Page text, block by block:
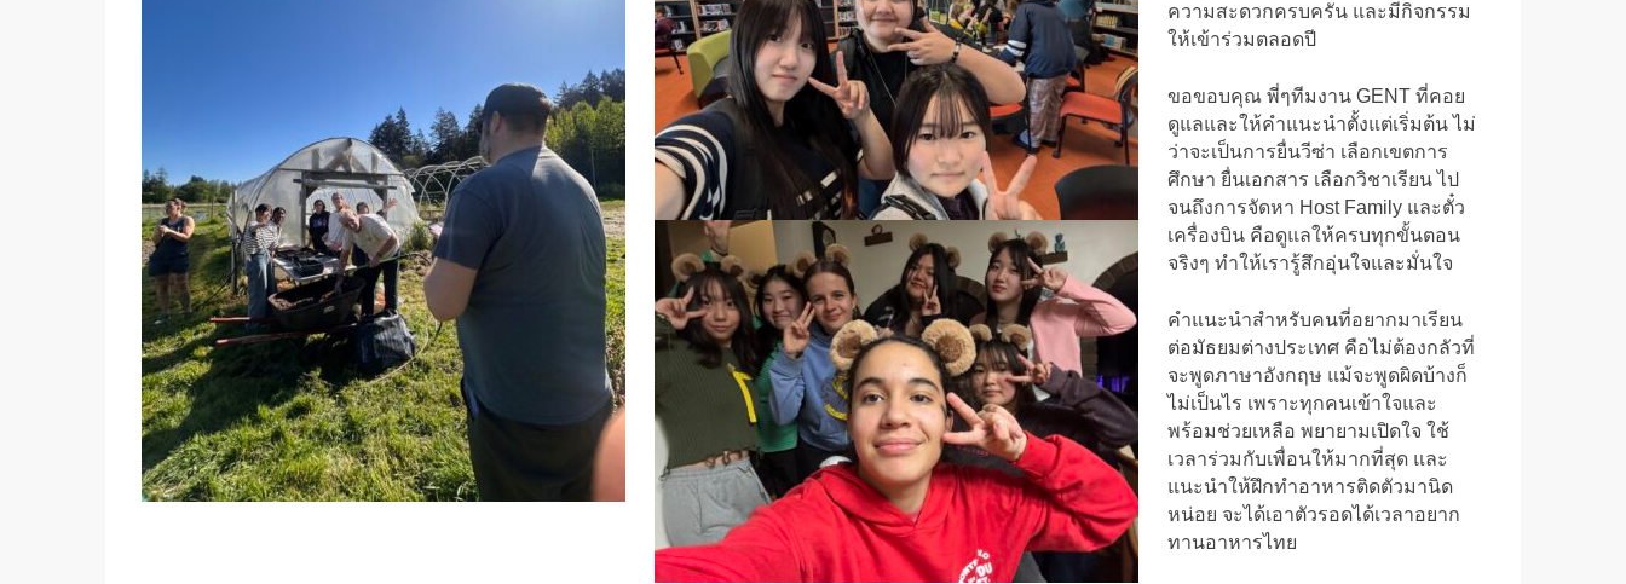
ความสะดวกครบครัน และมีกิจกรรม
ให้เข้าร่วมตลอดปี
ขอขอบคุณ พี่ๆทีมงาน GENT ที่คอย
ดูแลและให้คำแนะนำตั้งแต่เริ่มต้น ไม่
ว่าจะเป็นการยื่นวีซ่า เลือกเขตการ
ศึกษา ยื่นเอกสาร เลือกวิชาเรียน ไป
จนถึงการจัดหา Host Family และตั๋ว
เครื่องบิน คือดูแลให้ครบทุกขั้นตอน
จริงๆ ทำให้เรารู้สึกอุ่นใจและมั่นใจ
คำแนะนำสำหรับคนที่อยากมาเรียน
ต่อมัธยมต่างประเทศ คือไม่ต้องกลัวที่
จะพูดภาษาอังกฤษ แม้จะพูดผิดบ้างก็
ไม่เป็นไร เพราะทุกคนเข้าใจและ
พร้อมช่วยเหลือ พยายามเปิดใจ ใช้
เวลาร่วมกับเพื่อนให้มากที่สุด และ
แนะนำให้ฝึกทำอาหารติดตัวมานิด
หน่อย จะได้เอาตัวรอดได้เวลาอยาก
ทานอาหารไทย